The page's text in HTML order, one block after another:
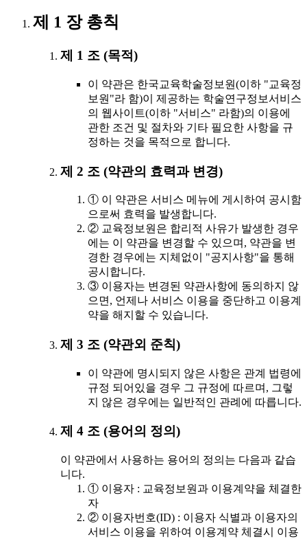
제 1 장 총칙
제 1 조 (목적)
이 약관은 한국교육학술정보원(이하 "교육정
보원"라 함)이 제공하는 학술연구정보서비스
의 웹사이트(이하 "서비스" 라함)의 이용에
관한 조건 및 절차와 기타 필요한 사항을 규
정하는 것을 목적으로 합니다.
제 2 조 (약관의 효력과 변경)
① 이 약관은 서비스 메뉴에 게시하여 공시함
으로써 효력을 발생합니다.
② 교육정보원은 합리적 사유가 발생한 경우
에는 이 약관을 변경할 수 있으며, 약관을 변
경한 경우에는 지체없이 "공지사항"을 통해
공시합니다.
③ 이용자는 변경된 약관사항에 동의하지 않
으면, 언제나 서비스 이용을 중단하고 이용계
약을 해지할 수 있습니다.
제 3 조 (약관외 준칙)
이 약관에 명시되지 않은 사항은 관계 법령에
규정 되어있을 경우 그 규정에 따르며, 그렇
지 않은 경우에는 일반적인 관례에 따릅니다.
제 4 조 (용어의 정의)
이 약관에서 사용하는 용어의 정의는 다음과 같습
니다.
① 이용자 : 교육정보원과 이용계약을 체결한
자
② 이용자번호(ID) : 이용자 식별과 이용자의
서비스 이용을 위하여 이용계약 체결시 이용